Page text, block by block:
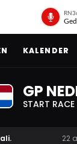
KALENDER
GP
START RACE
22